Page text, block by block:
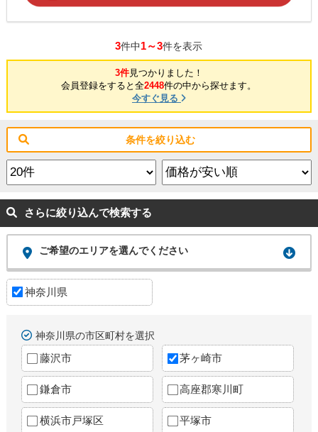
3件中1～3件を表示
3件見つかりました！
会員登録をすると全2448件の中から探せます。
今すぐ見る
条件を絞り込む
さらに絞り込んで検索する
ご希望のエリアを選んでください
神奈川県
神奈川県の市区町村を選択
藤沢市 茅ヶ崎市
鎌倉市 高座郡寒川町
横浜市戸塚区 平塚市